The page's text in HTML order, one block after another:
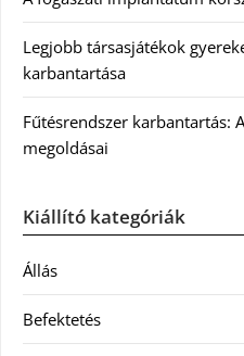
Legjobb társasjátékok
karbantartása
Fűtésrendszer karbantartás:
megoldásai
Kiállító kategóriák
Állás
Befektetés